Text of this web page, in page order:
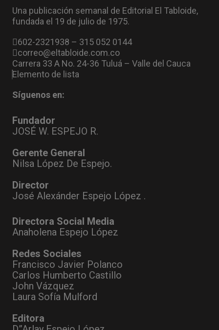
Una publicación semanal de Editorial El Tabloide,
fundada el 19 de julio de 1975.
602-2321938 – 315 052 0144
correo@eltabloide.com.co
Carrera 33 A No. 24-36 Tuluá – Valle del Cauca
Elemento de lista
Síguenos en:
Fundador
JOSÉ W. ESPEJO R.
Gerente General
Nilsa López De Espejo.
Director
José Alexánder Espejo López .
Directora Social Media
Anaholena Espejo López
Redes Sociales
Francisco Javier Polanco
Carlos Humberto Castillo
John Vázquez
Laura Sofía Mulford
Editora